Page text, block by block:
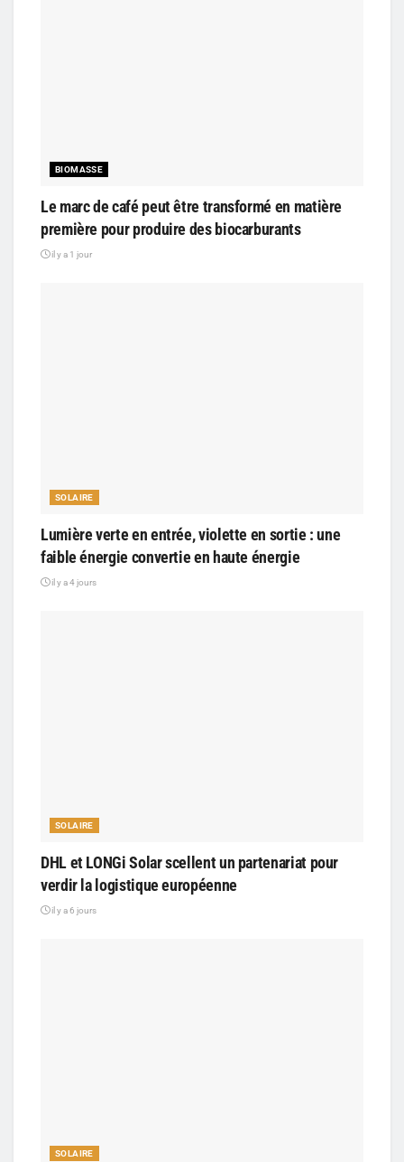
BIOMASSE
Le marc de café peut être transformé en matière
première pour produire des biocarburants
il y a 1 jour
SOLAIRE
Lumière verte en entrée, violette en sortie : une
faible énergie convertie en haute énergie
il y a 4 jours
SOLAIRE
DHL et LONGi Solar scellent un partenariat pour
verdir la logistique européenne
il y a 6 jours
SOLAIRE